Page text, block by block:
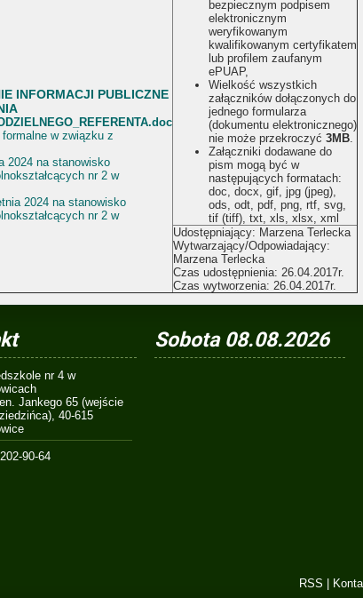
INFORMACJI PUBLICZNE
formalne w związku z
2024 na stanowisko
nr 2 w
2024 na stanowisko
nr 2 w
bezpiecznym podpisem
elektronicznym
weryfikowanym
kwalifikowanym certyfikatem
lub profilem zaufanym
ePUAP,
Wielkość wszystkich
załączników dołączonych do
jednego formularza
(dokumentu elektronicznego)
nie może przekroczyć 3MB
Załączniki dodawane do
pism mogą być w
następujących formatach:
doc, docx, gif, jpg (jpeg),
ods, odt, pdf, png, rtf, svg,
tif (tiff), txt, xls, xlsx, xml
Udostępniający: Marzena Terlecka
Wytwarzający/Odpowiadający:
Marzena Terlecka
Czas udostępnienia: 26.04.2017r.
Czas wytworzenia: 26.04.2017r.
nr 4 w
Jankego 65 (wejście
40-615
90-64
Sobota 08.08.2026
RSS